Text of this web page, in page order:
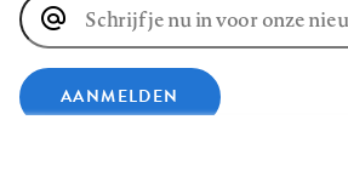
E-
mailadres
AANMELDEN